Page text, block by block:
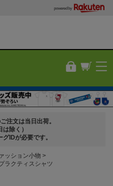
powered by
注文は当日出荷。
は除く）
IDが必要です。
ッション小物
ラクティスシャツ